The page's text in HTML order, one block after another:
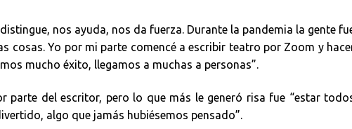
nos ayuda, nos da fuerza. Durante la pandemia la gente
cosas. Yo por mi parte comencé a escribir teatro por Zoom y
mucho éxito, llegamos a muchas a personas”.
del escritor, pero lo que más le generó risa fue “estar
algo que jamás hubiésemos pensado”.